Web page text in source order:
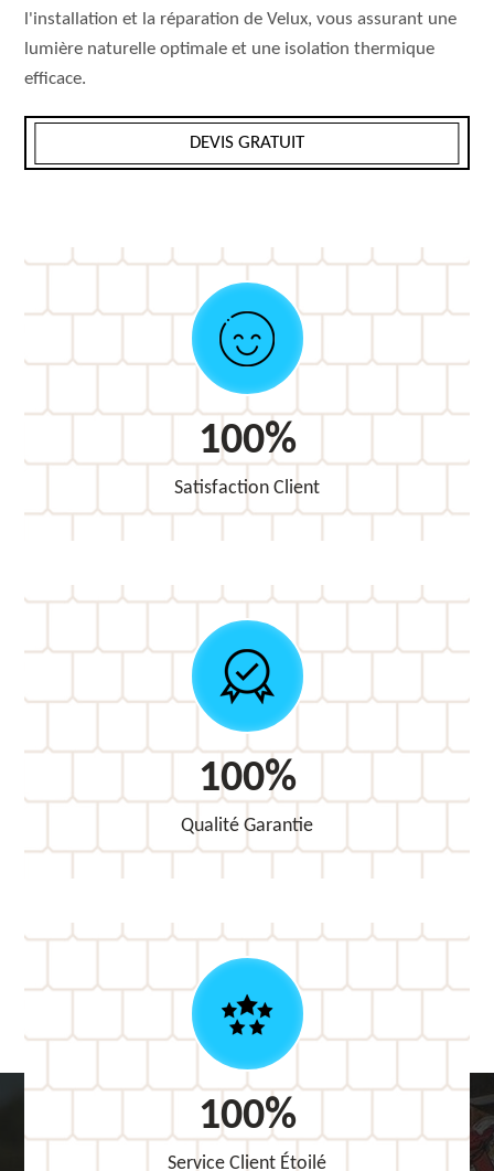
l'installation et la réparation de Velux, vous assurant une
lumière naturelle optimale et une isolation thermique
efficace.
DEVIS GRATUIT
100%
Satisfaction Client
100%
Qualité Garantie
100%
Service Client Étoilé